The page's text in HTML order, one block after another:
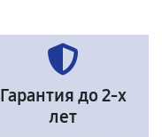
Гарантия до 2-х
лет